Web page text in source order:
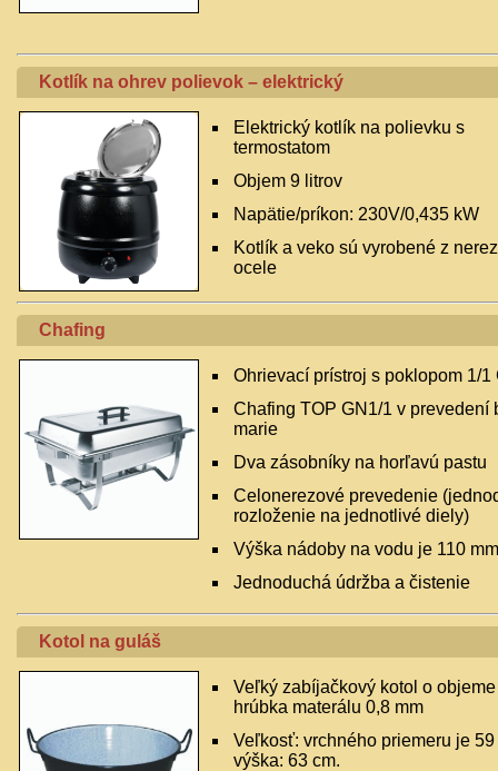
Kotlík na ohrev polievok – elektrický
Elektrický kotlík na polievku s
termostatom
Objem 9 litrov
Napätie/príkon: 230V/0,435 kW
Kotlík a veko sú vyrobené z
ocele
Chafing
Ohrievací prístroj s poklopom 1/1
Chafing TOP GN1/1 v prevedení
marie
Dva zásobníky na horľavú pastu
Celonerezové prevedenie
rozloženie na jednotlivé diely)
Výška nádoby na vodu je 110 mm
Jednoduchá údržba a čistenie
Kotol na guláš
Veľký zabíjačkový kotol o
hrúbka materálu 0,8 mm
Veľkosť: vrchného priemeru je 59
výška: 63 cm.